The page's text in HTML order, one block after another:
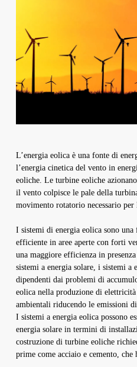
L’energia eolica è una fonte di
l’energia cinetica del vento in
eoliche. Le turbine eoliche
il vento colpisce le pale della
movimento rotatorio necessario per
I sistemi di energia eolica sono una
efficiente in aree aperte con forti
una maggiore efficienza in
sistemi a energia solare, i sistemi a
dipendenti dai problemi di
eolica nella produzione di
ambientali riducendo le emissioni
I sistemi a energia eolica possono
energia solare in termini di
costruzione di turbine eoliche
prime come acciaio e cemento, che